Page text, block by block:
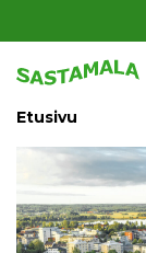
Etusivu